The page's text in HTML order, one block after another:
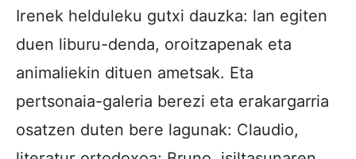
Irenek helduleku gutxi dauzka: lan egiten
duen liburu-denda, oroitzapenak eta
animaliekin dituen ametsak. Eta
pertsonaia-galeria berezi eta erakargarria
osatzen duten bere lagunak: Claudio,